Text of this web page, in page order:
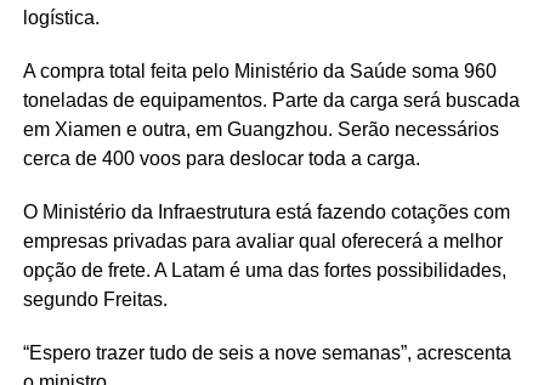
logística.
A compra total feita pelo Ministério da Saúde soma 960
toneladas de equipamentos. Parte da carga será buscada
em Xiamen e outra, em Guangzhou. Serão necessários
cerca de 400 voos para deslocar toda a carga.
O Ministério da Infraestrutura está fazendo cotações com
empresas privadas para avaliar qual oferecerá a melhor
opção de frete. A Latam é uma das fortes possibilidades,
segundo Freitas.
“Espero trazer tudo de seis a nove semanas”, acrescenta